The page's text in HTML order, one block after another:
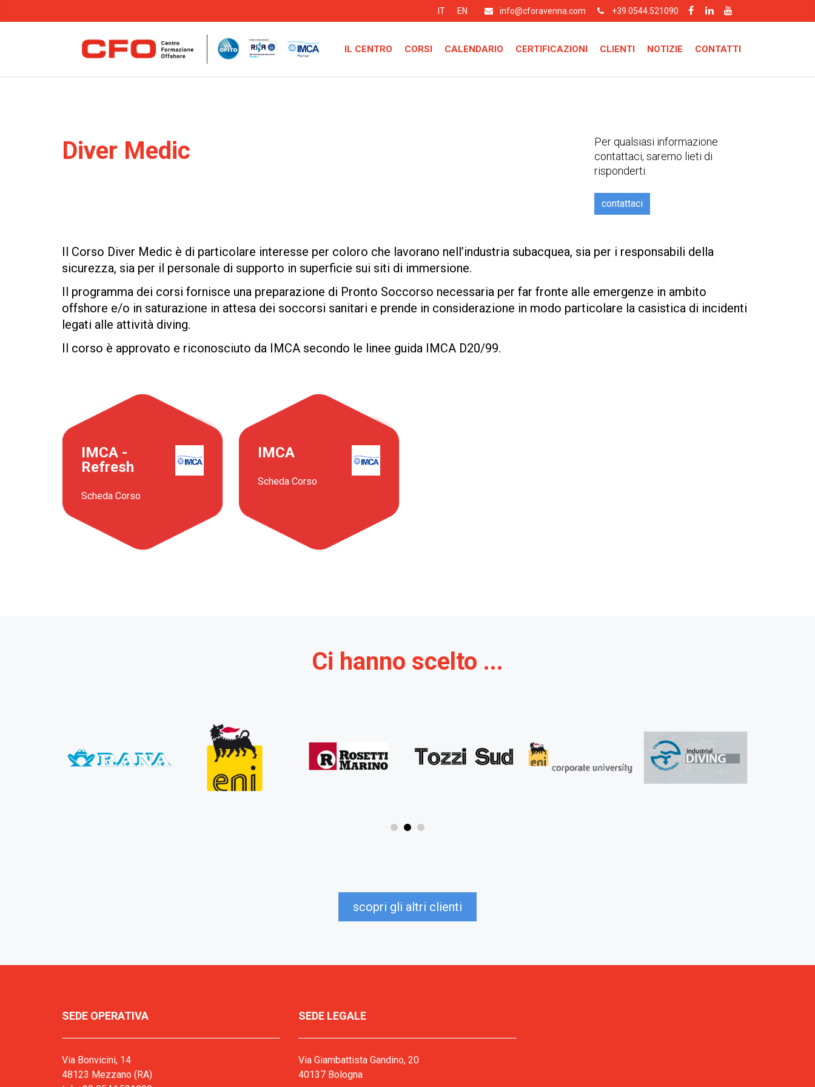
info@cforavenna.com +39 0544.521090
IT EN
IL CENTRO CORSI CALENDARIO CERTIFICAZIONI CLIENTI NOTIZIE CONTATTI
Diver Medic
Per qualsiasi informazione
contattaci, saremo lieti di
risponderti.
contattaci
Il Corso Diver Medic è di particolare interesse per coloro che lavorano nell’industria subacquea, sia per i responsabili della
sicurezza, sia per il personale di supporto in superficie sui siti di immersione.
Il programma dei corsi fornisce una preparazione di Pronto Soccorso necessaria per far fronte alle emergenze in ambito
offshore e/o in saturazione in attesa dei soccorsi sanitari e prende in considerazione in modo particolare la casistica di incidenti
legati alle attività diving.
Il corso è approvato e riconosciuto da IMCA secondo le linee guida IMCA D20/99.
IMCA -
Refresh
Scheda Corso
IMCA
Scheda Corso
Ci hanno scelto ...
scopri gli altri clienti
SEDE OPERATIVA
Via Bonvicini, 14
48123 Mezzano (RA)
SEDE LEGALE
Via Giambattista Gandino, 20
40137 Bologna